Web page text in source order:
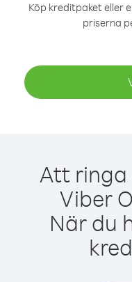
Köp kreditpaket eller
priserna
Att ringa
Viber
När du